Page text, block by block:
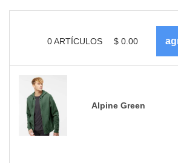
0ARTÍCULOS $ 0.00
Alpine Green